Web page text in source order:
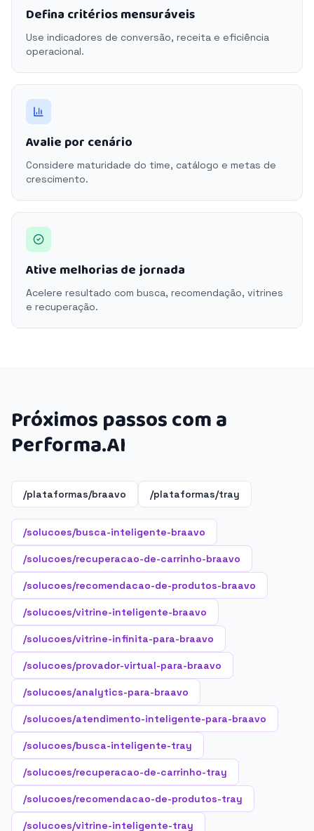
Defina critérios mensuráveis
Use indicadores de conversão, receita e eficiência
operacional.
Avalie por cenário
Considere maturidade do time, catálogo e metas de
crescimento.
Ative melhorias de jornada
Acelere resultado com busca, recomendação, vitrines
e recuperação.
Próximos passos com a
Performa.AI
/plataformas/braavo /plataformas/tray
/solucoes/busca-inteligente-braavo
/solucoes/recuperacao-de-carrinho-braavo
/solucoes/recomendacao-de-produtos-braavo
/solucoes/vitrine-inteligente-braavo
/solucoes/vitrine-infinita-para-braavo
/solucoes/provador-virtual-para-braavo
/solucoes/analytics-para-braavo
/solucoes/atendimento-inteligente-para-braavo
/solucoes/busca-inteligente-tray
/solucoes/recuperacao-de-carrinho-tray
/solucoes/recomendacao-de-produtos-tray
/solucoes/vitrine-inteligente-tray